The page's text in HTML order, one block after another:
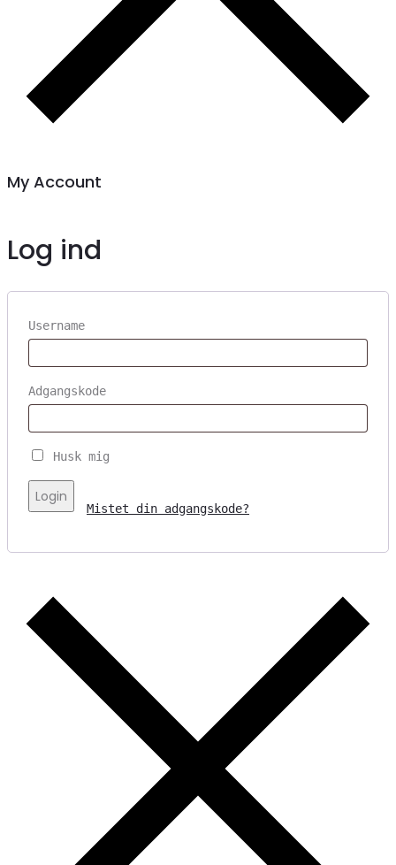
My Account
Log ind
Username
Adgangskode
Husk mig
Login
Mistet din adgangskode?